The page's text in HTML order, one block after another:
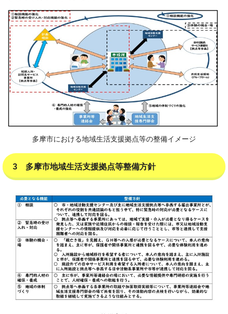
多摩市における地域生活支援拠点等の整備イメージ
3 多摩市地域生活支援拠点等整備方針